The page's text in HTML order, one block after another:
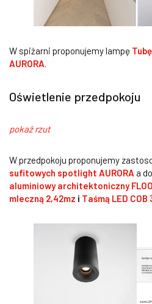
W spiżarni proponujemy lampę
AURORA.
Oświetlenie przedpokoju
pokaż rzut
W przedpokoju proponujemy
sufitowych spotlight AURORA a
aluminiowy architektoniczny
mleczną 2,42mz i Taśmą LED